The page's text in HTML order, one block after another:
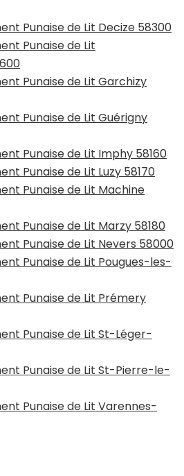
Punaise de Lit Decize 58300
Punaise de Lit
Punaise de Lit Garchizy
Punaise de Lit Guérigny
Punaise de Lit Imphy 58160
Punaise de Lit Luzy 58170
Punaise de Lit Machine
Punaise de Lit Marzy 58180
Punaise de Lit Nevers 58000
Punaise de Lit Pougues-les-
Punaise de Lit Prémery
Punaise de Lit St-Léger-
Punaise de Lit St-Pierre-le-
Punaise de Lit Varennes-